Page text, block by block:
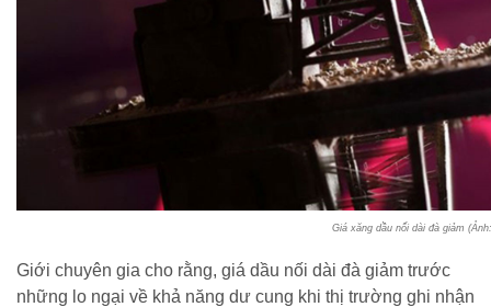
Giá xăng dầu nối dài đà giảm
Giới chuyên gia cho rằng, giá dầu nối dài đà giảm trước
những lo ngại về khả năng dư cung khi thị trường ghi nhận